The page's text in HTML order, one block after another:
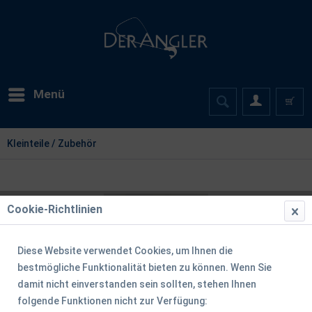
Menü
Kleinteile / Zubehör
Cookie-Richtlinien
Diese Website verwendet Cookies, um Ihnen die
bestmögliche Funktionalität bieten zu können. Wenn Sie
damit nicht einverstanden sein sollten, stehen Ihnen
folgende Funktionen nicht zur Verfügung: